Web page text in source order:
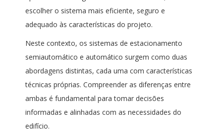
escolher o sistema mais eficiente, seguro e
adequado às características do projeto.
Neste contexto, os sistemas de estacionamento
semiautomático e automático surgem como duas
abordagens distintas, cada uma com características
técnicas próprias. Compreender as diferenças entre
ambas é fundamental para tomar decisões
informadas e alinhadas com as necessidades do
edifício.